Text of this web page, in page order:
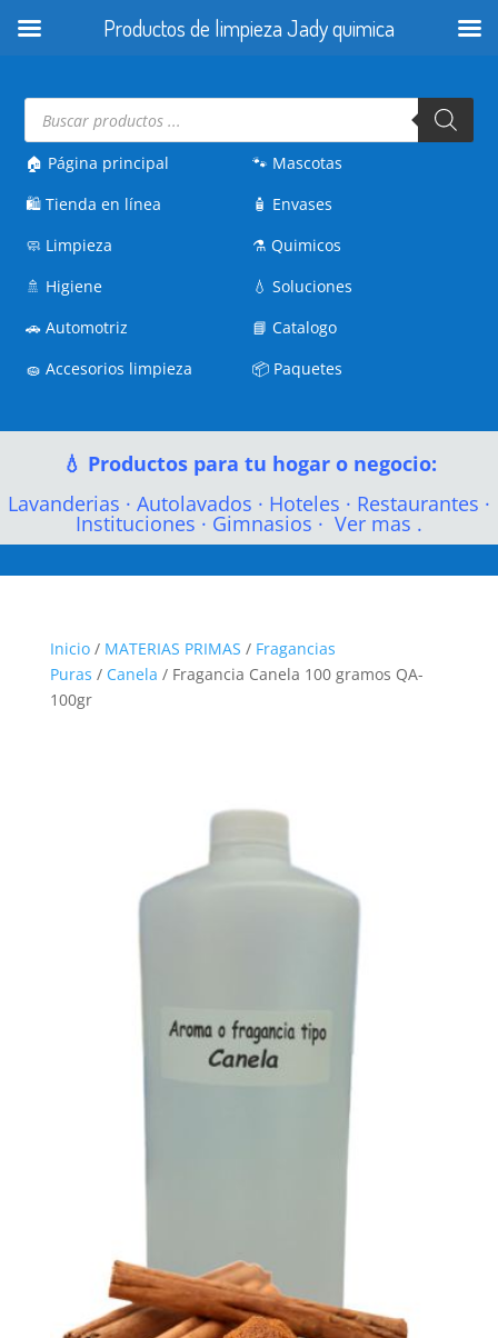
Búsqueda
productos
🏠 Página principal
🛍️Tienda en línea
🧼 Limpieza
🚿 Higiene
🚗Automotriz
🧽Accesorios limpieza
🐾 Mascotas
🧴 Envases
⚗️Quimicos
💧Soluciones
📘Catalogo
📦 Paquetes
💧 Productos para tu hogar o negocio:
Lavanderias · Autolavados · Hoteles · Restaurantes ·
Instituciones · Gimnasios · Ver mas .
Inicio/ MATERIAS PRIMAS / Fragancias
Puras / Canela / Fragancia Canela 100 gramos QA-
100gr
Productos de limpieza Jady quimica